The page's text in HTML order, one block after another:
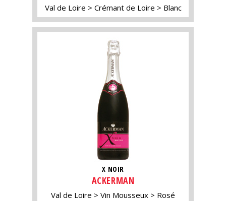
Val de Loire Crémant de Loire Blanc
X NOIR
ACKERMAN
Val de Loire Vin Mousseux Rosé